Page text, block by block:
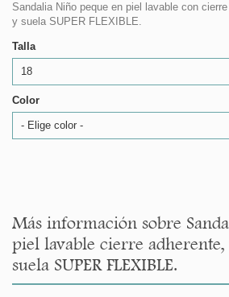
Sandalia Niño peque en piel lavable con
y suela SUPER FLEXIBLE.
Talla
18
Color
- Elige color -
Más información sobre
piel lavable cierre
suela SUPER FLEXIBLE.